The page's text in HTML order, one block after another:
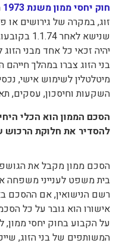
חוק יחסי ממון משנת 1973
זוג, במקרה של גירושים או
שנישא
יהיה זכאי כל אחד מבני
בני הזוג צברו במהלך
מיטלטלין לשימוש אישי,
השקעות וחיסכון, עסקים,
הסכם הממון הוא הכלי
להסדיר את חלוקת הרכוש
הסכם ממון מקבל את
בית משפט לענייני משפחה או
רשם הנישואין, אם ההסכם
אישורו הוא גובר על כל
על הקבוע בחוק יחסי ממון,
המשותפים של בני הזוג,